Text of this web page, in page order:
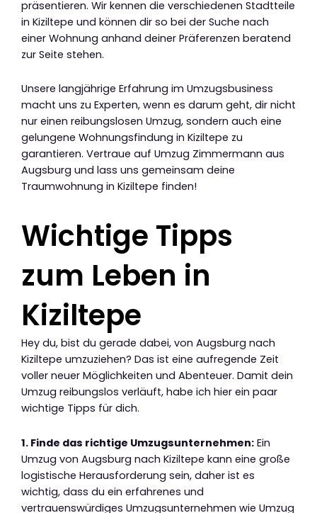
präsentieren. Wir kennen die verschiedenen Stadtteile
in Kiziltepe und können dir so bei der Suche nach
einer Wohnung anhand deiner Präferenzen beratend
zur Seite stehen.
Unsere langjährige Erfahrung im Umzugsbusiness
macht uns zu Experten, wenn es darum geht, dir nicht
nur einen reibungslosen Umzug, sondern auch eine
gelungene Wohnungsfindung in Kiziltepe zu
garantieren. Vertraue auf Umzug Zimmermann aus
Augsburg und lass uns gemeinsam deine
Traumwohnung in Kiziltepe finden!
Wichtige Tipps
zum Leben in
Kiziltepe
Hey du, bist du gerade dabei, von Augsburg nach
Kiziltepe umzuziehen? Das ist eine aufregende Zeit
voller neuer Möglichkeiten und Abenteuer. Damit dein
Umzug reibungslos verläuft, habe ich hier ein paar
wichtige Tipps für dich.
1. Finde das richtige Umzugsunternehmen: Ein
Umzug von Augsburg nach Kiziltepe kann eine große
logistische Herausforderung sein, daher ist es
wichtig, dass du ein erfahrenes und
vertrauenswürdiges Umzugsunternehmen wie Umzug